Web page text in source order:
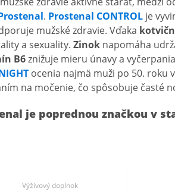
. Prostenal CONTROL je
mužské zdravie. Vďaka
a sexuality. Zinok napomáha
B6znižuje mieru únavy a
ocenia najmä muži po 50. roku
na močenie, čo spôsobuje časté
je poprednou značkou v
Výživový doplnok